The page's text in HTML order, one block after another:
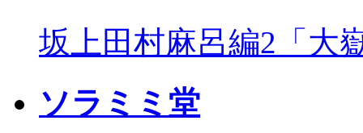
坂上田村麻呂編2「大
ソラミミ堂